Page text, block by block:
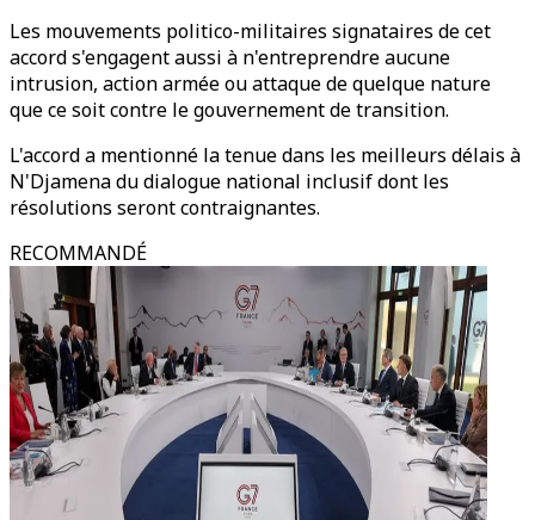
Les mouvements politico-militaires signataires de cet
accord s'engagent aussi à n'entreprendre aucune
intrusion, action armée ou attaque de quelque nature
que ce soit contre le gouvernement de transition.
L'accord a mentionné la tenue dans les meilleurs délais à
N'Djamena du dialogue national inclusif dont les
résolutions seront contraignantes.
RECOMMANDÉ